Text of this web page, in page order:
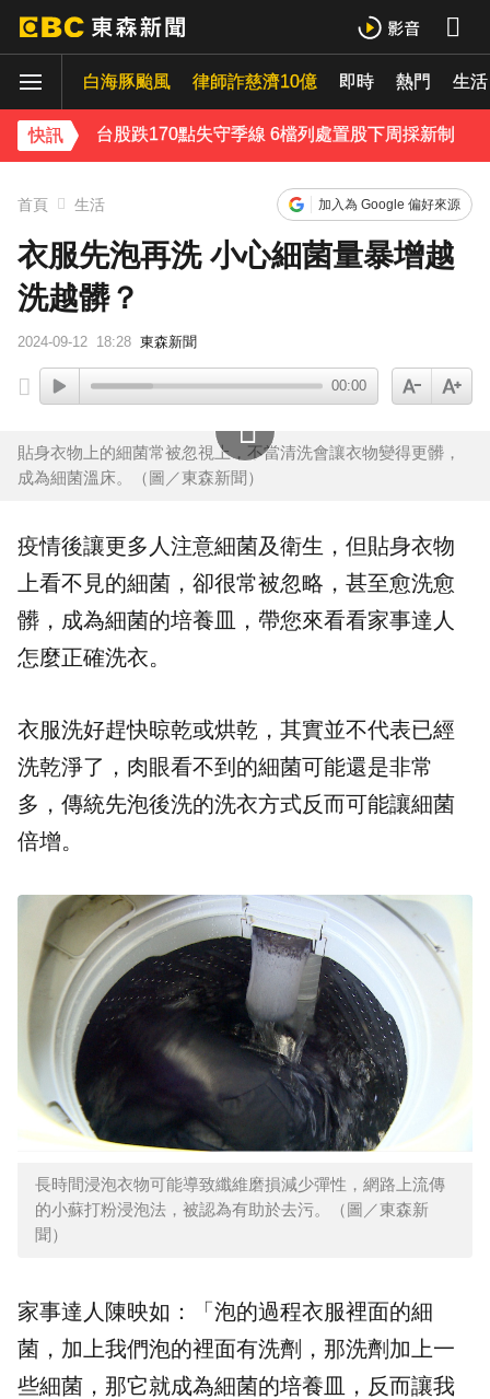
白海豚颱風 律師詐慈濟10億 即時 熱門 生活
快訊
下載東森App，隨時掌握天下大小事！
台股跌170點失守季線 6檔列處置股下周採新制
慈濟疫苗採購遭詐10.6億！蔡英文曝「當年最難決定」
不斷更新／白海豚逼近！多個航班受影響 異動一次看
《理財達人秀》X 安聯投信免費講座報名中！搶先卡位 2027
下載東森App，隨時掌握天下大小事！
台股跌170點失守季線 6檔列處置股下周採新制
首頁 生活 加入為 Google 偏好來源
衣服先泡再洗 小心細菌量暴增越
洗越髒？
2024-09-12 18:28 東森新聞
00:00
貼身衣物上的細菌常被忽視上，不當清洗會讓衣物變得更髒，
成為細菌溫床。（圖／東森新聞）
疫情後讓更多人注意細菌及衛生，但貼身衣物
上看不見的細菌，卻很常被忽略，甚至愈洗愈
髒，成為細菌的培養皿，帶您來看看家事達人
怎麼正確洗衣。
衣服洗好趕快晾乾或烘乾，其實並不代表已經
洗乾淨了，肉眼看不到的細菌可能還是非常
多，傳統先泡後洗的洗衣方式反而可能讓細菌
倍增。
長時間浸泡衣物可能導致纖維磨損減少彈性，網路上流傳
的小蘇打粉浸泡法，被認為有助於去污。（圖／東森新
聞）
家事達人陳映如：「泡的過程衣服裡面的細
菌，加上我們泡的裡面有洗劑 ，那洗劑加上一
些細菌，那它就成為細菌的培養皿，反而讓我